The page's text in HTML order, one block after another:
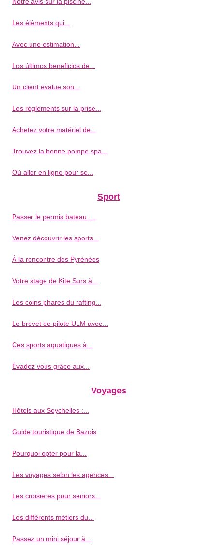
Les éléments qui...
Avec une estimation...
Los últimos beneficios de...
Un client évalue son...
Les règlements sur la prise...
Achetez votre matériel de...
Trouvez la bonne pompe spa...
Où aller en ligne pour se...
Sport
Passer le permis bateau :...
Venez découvrir les sports...
À la rencontre des Pyrénées
Votre stage de Kite Surs à...
Les coins phares du rafting...
Le brevet de pilote ULM avec...
Ces sports aquatiques à...
Évadez vous grâce aux...
Voyages
Hôtels aux Seychelles :...
Guide touristique de Bazois
Pourquoi opter pour la...
Les voyages selon les agences...
Les croisières pour seniors...
Les différents métiers du...
Passez un mini séjour à...